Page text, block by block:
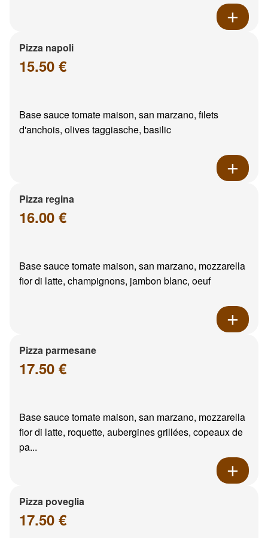
Pizza napoli
15.50 €
Base sauce tomate maison, san marzano, filets
d'anchois, olives taggiasche, basilic
Pizza regina
16.00 €
Base sauce tomate maison, san marzano, mozzarella
fior di latte, champignons, jambon blanc, oeuf
Pizza parmesane
17.50 €
Base sauce tomate maison, san marzano, mozzarella
fior di latte, roquette, aubergines grillées, copeaux de
pa...
Pizza poveglia
17.50 €